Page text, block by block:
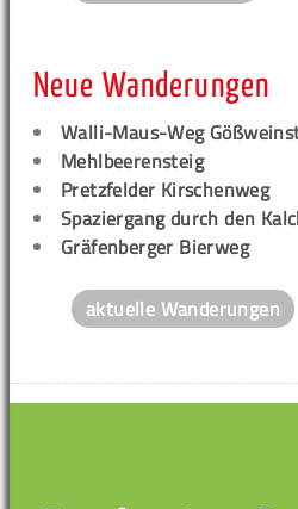
Neue Wanderungen
Walli-Maus-Weg
Mehlbeerensteig
Pretzfelder Kirschenweg
Spaziergang durch den
Gräfenberger Bierweg
aktuelle Wanderungen